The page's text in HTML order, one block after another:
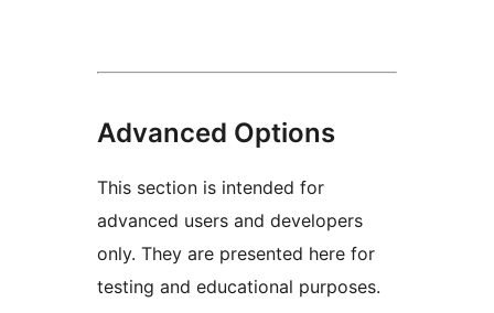
Advanced Options
This section is intended for
advanced users and developers
only. They are presented here for
testing and educational purposes.